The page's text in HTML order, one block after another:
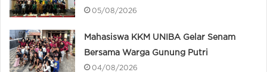
05/08/2026
Mahasiswa KKM UNIBA Gelar Senam
Bersama Warga Gunung Putri
04/08/2026